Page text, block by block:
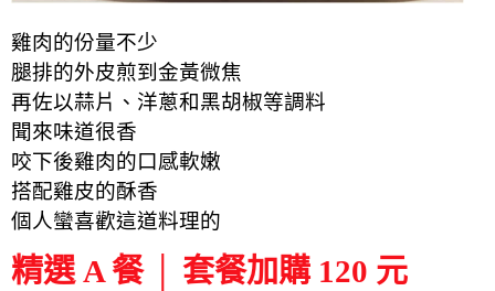
雞肉的份量不少
腿排的外皮煎到金黃微焦
再佐以蒜片、洋蔥和黑胡椒等調料
聞來味道很香
咬下後雞肉的口感軟嫩
搭配雞皮的酥香
個人蠻喜歡這道料理的
精選 A 餐 │ 套餐加購 120 元